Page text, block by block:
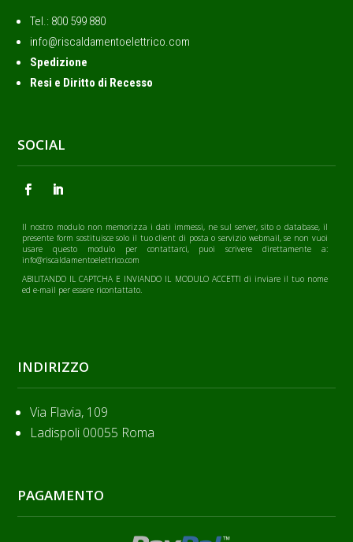
Tel.: ‭800 599 880
info@riscaldamentoelettrico.com
Spedizione
Resi e Diritto di Recesso
SOCIAL
Il nostro modulo non memorizza i dati immessi, ne sul server, sito o database, il
presente form sostituisce solo il tuo client di posta o servizio webmail, se non vuoi
usare questo modulo per contattarci, puoi scrivere direttamente a:
info@riscaldamentoelettrico.com
ABILITANDO IL CAPTCHA E INVIANDO IL MODULO ACCETTI di inviare il tuo nome
ed e-mail per essere ricontattato.
INDIRIZZO
Via Flavia, 109
Ladispoli 00055 Roma
PAGAMENTO